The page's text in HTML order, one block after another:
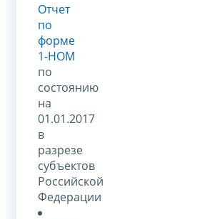
Отчет
по
форме
1-НОМ
по
состоянию
на
01.01.2017
в
разрезе
субъектов
Российской
Федерации